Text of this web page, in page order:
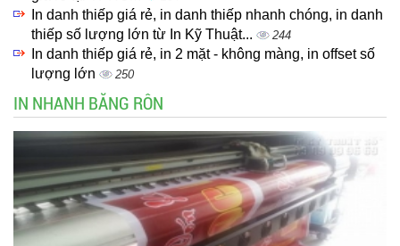
In danh thiếp giá rẻ, in danh thiếp nhanh chóng, in danh
thiếp số lượng lớn từ In Kỹ Thuật...
244
In danh thiếp giá rẻ, in 2 mặt - không màng, in offset số
lượng lớn
250
IN NHANH BĂNG RÔN